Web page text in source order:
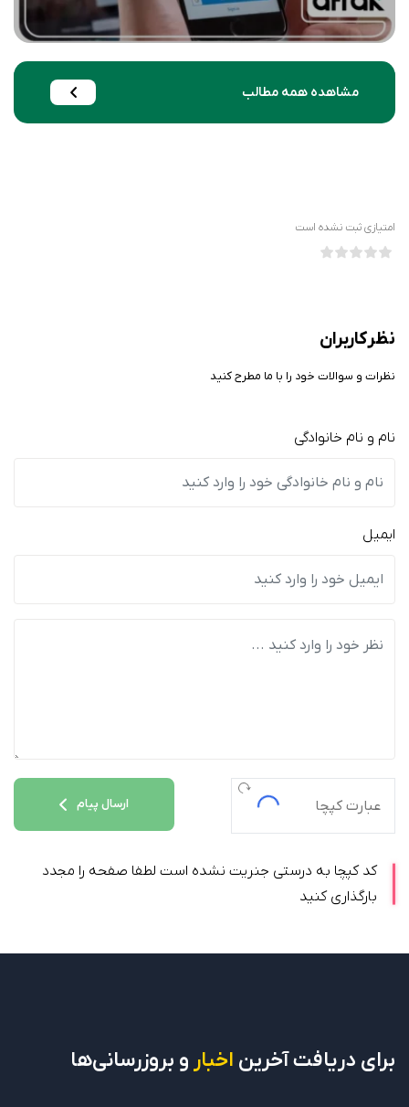
مشاهده همه مطالب
امتیازی ثبت نشده است
نظر کاربران
نظرات و سوالات خود را با ما مطرح کنید
نام و نام خانوادگی
ایمیل
ارسال پیام
کد کپچا به درستی جنریت نشده است لطفا صفحه را مجدد
بارگذاری کنید
برای دریافتآخرین اخبار و بروزرسانی‌ها